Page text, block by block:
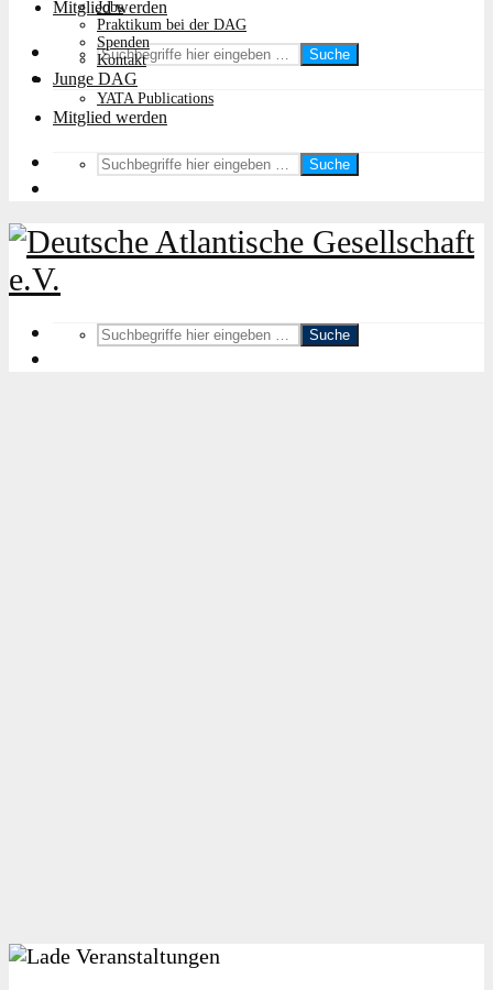
Mitglied werden
Suche
Jobs
Praktikum bei der DAG
Spenden
Kontakt
Junge DAG
YATA Publications
Mitglied werden
Suche
Suche